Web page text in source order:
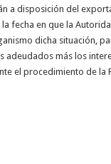
a disposición del
fecha en que la
dicha situación,
adeudados más los
el procedimiento de la